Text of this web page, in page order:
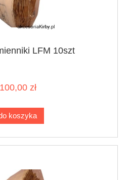
LFM 10szt
100,00 zł
koszyka